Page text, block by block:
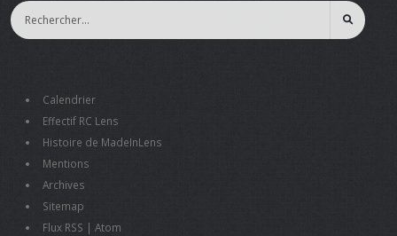
Calendrier
Effectif RC Lens
Histoire de MadeInLens
Mentions
Archives
Sitemap
Flux RSS | Atom